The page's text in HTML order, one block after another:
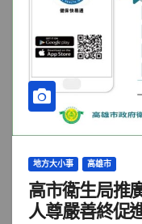
地方大小事 高雄市
高市衛生局
人尊嚴善終促